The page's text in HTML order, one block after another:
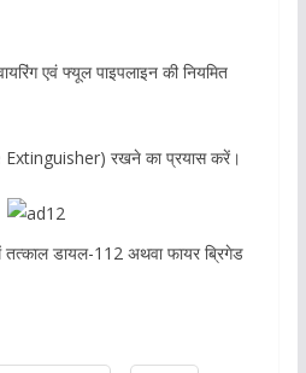
एवं फ्यूल पाइपलाइन की नियमित
Extinguisher) रखने का प्रयास करें।
तत्काल डायल-112 अथवा फायर ब्रिगेड